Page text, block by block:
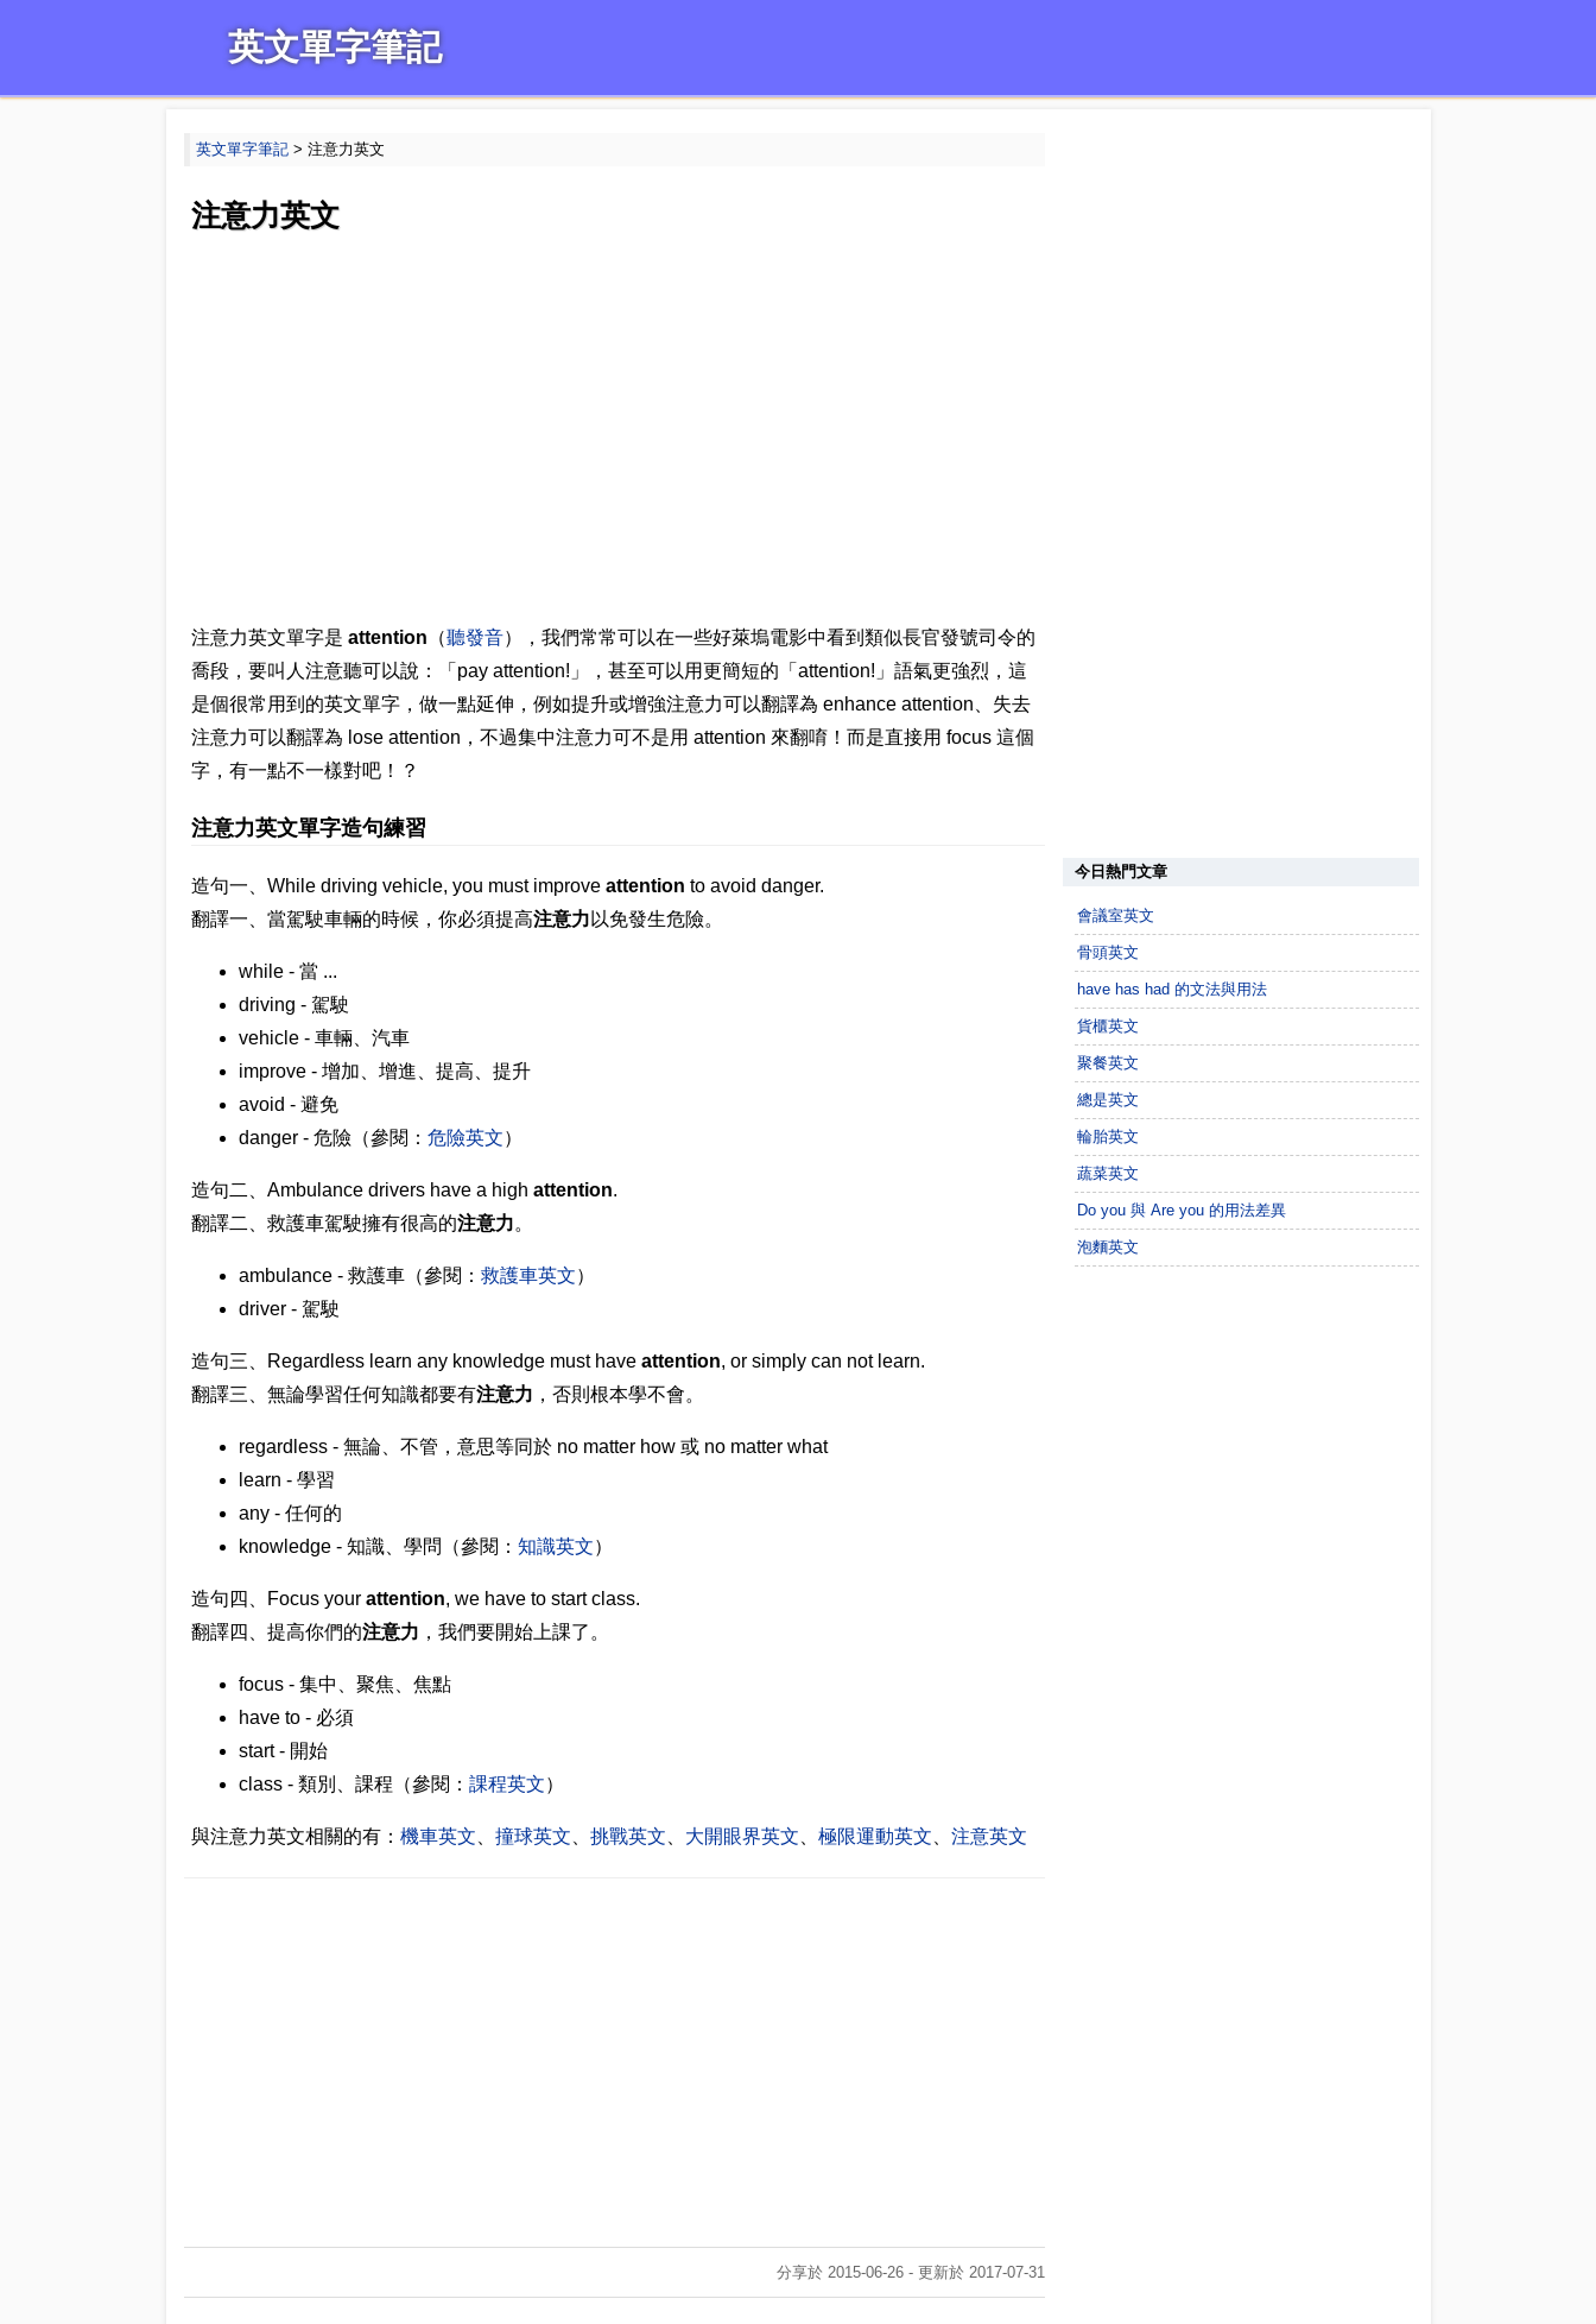
英文單字筆記
英文單字筆記> 注意力英文
注意力英文
注意力英文單字是 attention （聽發音），我們常常可以在一些好萊塢電影中看到類似長官發號司令的
喬段，要叫人注意聽可以說：「pay attention!」，甚至可以用更簡短的「attention!」語氣更強烈，這
是個很常用到的英文單字，做一點延伸，例如提升或增強注意力可以翻譯為 enhance attention、失去
注意力可以翻譯為 lose attention，不過集中注意力可不是用 attention 來翻唷！而是直接用 focus 這個
字，有一點不一樣對吧！？
注意力英文單字造句練習
造句一、While driving vehicle, you must improve attention to avoid danger.
翻譯一、當駕駛車輛的時候，你必須提高注意力 以免發生危險。
while - 當 ...
driving - 駕駛
vehicle - 車輛、汽車
improve - 增加、增進、提高、提升
avoid - 避免
danger - 危險（參閱： 危險英文）
造句二、 Ambulance drivers have a high attention.
翻譯二、救護車駕駛擁有很高的注意力。
ambulance - 救護車（參閱： 救護車英文）
driver - 駕駛
造句三、Regardless learn any knowledge must have attention, or simply can not learn.
翻譯三、無論學習任何知識都要有注意力 ，否則根本學不會。
regardless - 無論、不管，意思等同於 no matter how 或 no matter what
learn - 學習
any - 任何的
knowledge - 知識、學問（參閱： 知識英文）
造句四、Focus your attention, we have to start class.
翻譯四、提高你們的注意力 ，我們要開始上課了。
focus - 集中、聚焦、焦點
have to - 必須
start - 開始
class - 類別、課程（參閱： 課程英文）
與注意力英文相關的有： 機車英文 撞球英文 挑戰英文 大開眼界英文 極限運動英文 注意英文
分享於 2015-06-26 - 更新於 2017-07-31
今日熱門文章
會議室英文
骨頭英文
have has had 的文法與用法
貨櫃英文
聚餐英文
總是英文
輪胎英文
蔬菜英文
Do you 與 Are you 的用法差異
泡麵英文